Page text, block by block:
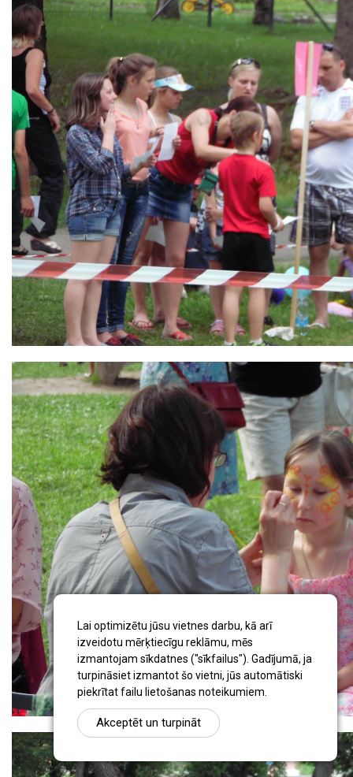
Lai optimizētu jūsu vietnes darbu, kā arī
izveidotu mērķtiecīgu reklāmu, mēs
izmantojam sīkdatnes ("sīkfailus"). Gadījumā, ja
turpināsiet izmantot šo vietni, jūs automātiski
piekrītat failu lietošanas noteikumiem.
Akceptēt un turpināt